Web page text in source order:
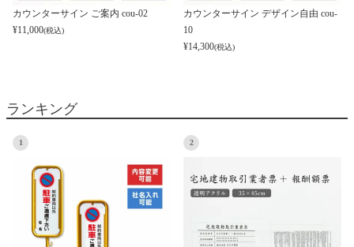
カウンターサイン ご案内 cou-02
¥11,000(税込)
カウンターサイン デザイン自由 cou-
10
¥14,300(税込)
ランキング
1 2